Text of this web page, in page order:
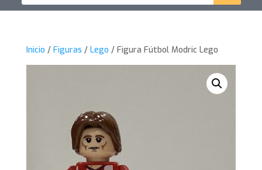
Inicio / Figuras / Lego / Figura Fútbol Modric Lego